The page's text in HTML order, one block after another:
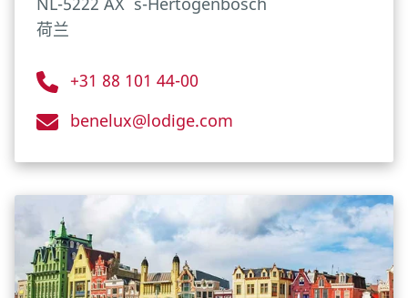
荷兰
+31 88 101 44-00
benelux@lodige.com